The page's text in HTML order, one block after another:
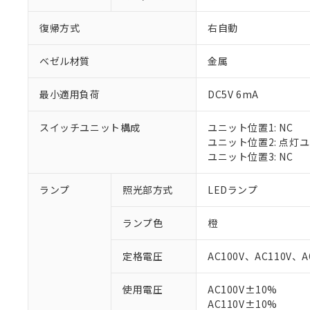
復帰方式 右自動
ベゼル材質 金属
最小適用負荷 DC5V 6mA
スイッチユニット構成
ユニット位置1: NC
ユニット位置2: 点灯
ユニット位置3: NC
ランプ 照光部方式 LEDランプ
ランプ色 橙
定格電圧 AC100V、AC110V、
使用電圧
AC100V±10%
AC110V±10%
ご利用条件
※1 対応状況
対応予定なし：
調査・確認中：
非該当品：ライセ
仕入先様の事情に
※1 中国